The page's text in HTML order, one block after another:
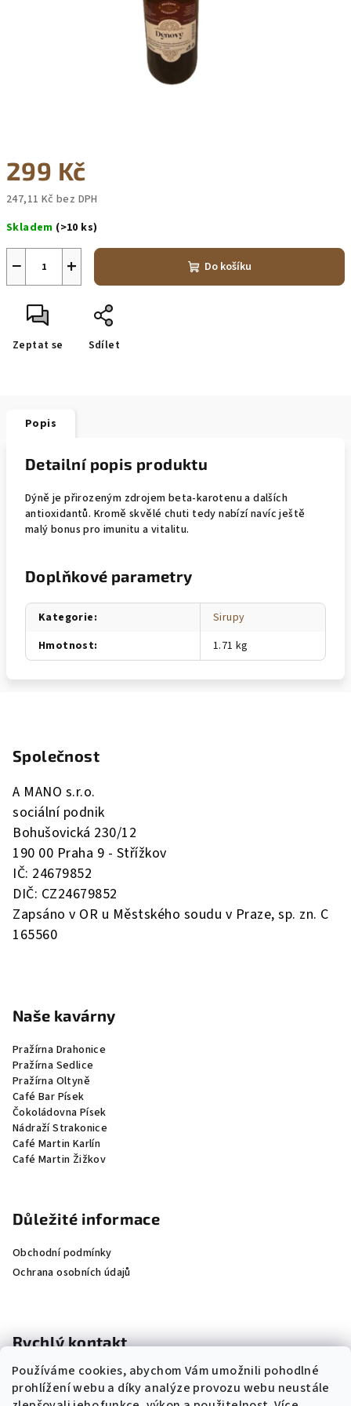
Používáme cookies, abychom Vám umožnili pohodlné
prohlížení webu a díky analýze provozu webu neustále
299 Kč
247,11 Kč bez DPH
cena:
Skladem (>10 ks)
+
− Do košíku
Zeptat se Sdílet
Popis
Detailní popis produktu
Dýně je přirozeným zdrojem beta-karotenu a dalších
antioxidantů. Kromě skvělé chuti tedy nabízí navíc ještě
malý bonus pro imunitu a vitalitu.
Doplňkové parametry
Kategorie:
Sirupy
Hmotnost: 1.71 kg
Společnost
A MANO s.r.o.
sociální podnik
Bohušovická 230/12
190 00 Praha 9 - Střížkov
IČ: 24679852
DIČ: CZ24679852
Zapsáno v OR u Městského soudu v Praze, sp. zn. C
165560
Naše kavárny
Pražírna Drahonice
Pražírna Sedlice
Pražírna Oltyně
Café Bar Písek
Čokoládovna Písek
Nádraží Strakonice
Café Martin Karlín
Café Martin Žižkov
Důležité informace
Obchodní podmínky
Ochrana osobních údajů
Rychlý kontakt
+420 604 209 312
info@prazirnadrahonice.cz